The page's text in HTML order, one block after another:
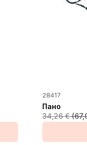
28417
Пано
34,26€